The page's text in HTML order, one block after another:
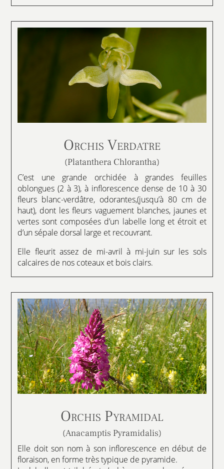
Orchis Verdatre
(Platanthera Chlorantha)
C’est une grande orchidée à grandes feuilles
oblongues (2 à 3), à inflorescence dense de 10 à 30
fleurs blanc-verdâtre, odorantes,(jusqu’à 80 cm de
haut), dont les fleurs vaguement blanches, jaunes et
vertes sont composées d’un labelle long et étroit et
d’un sépale dorsal large et recouvrant.
Elle fleurit assez de mi-avril à mi-juin sur les sols
calcaires de nos coteaux et bois clairs.
Orchis Pyramidal
(Anacamptis Pyramidalis)
Elle doit son nom à son inflorescence en début de
floraison, en forme très typique de pyramide.